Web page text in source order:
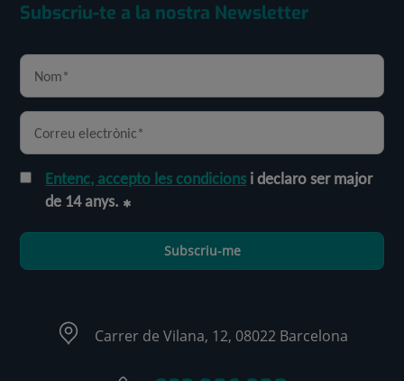
Subscriu-te a la nostra Newsletter
Entenc, accepto les condicions i declaro ser major
de 14 anys.
Subscriu-me
Carrer de Vilana, 12, 08022 Barcelona